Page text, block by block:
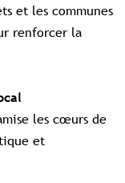
et les communes
renforcer la
les cœurs de
et